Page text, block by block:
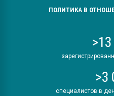
ПОЛИТИКА В
>3
специалистов в